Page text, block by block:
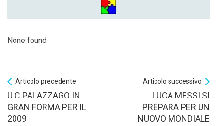
None found
Articolo precedente
U.C.PALAZZAGO IN
GRAN FORMA PER IL
2009
Articolo successivo
LUCA MESSI SI
PREPARA PER UN
NUOVO MONDIALE